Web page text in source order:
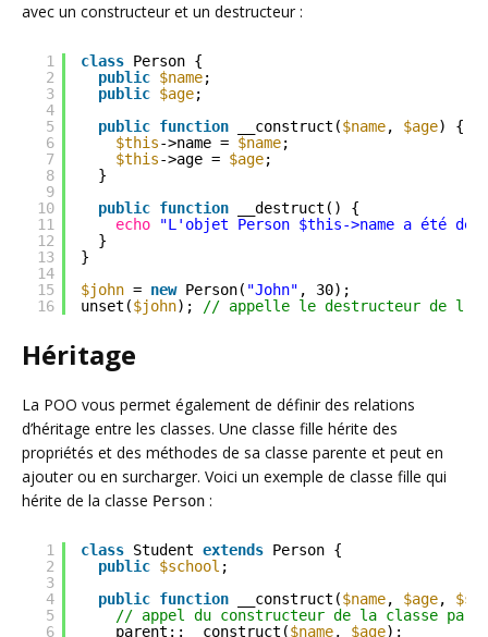
avec un constructeur et un destructeur :
1
2
3
4
5
6
7
8
9
10
11
12
13
14
15
16
class Person {
public $name;
public $age;
public function __construct($name, $age) {
$this->name = $name;
$this->age = $age;
}
public function
__destruct() {
echo
"L'objet Person $this->name a été
}
}
$john = new Person( "John" , 30);
unset($john); // appelle le destructeur de
Héritage
La POO vous permet également de définir des relations
d’héritage entre les classes. Une classe fille hérite des
propriétés et des méthodes de sa classe parente et peut en
ajouter ou en surcharger. Voici un exemple de classe fille qui
hérite de la classe Person :
1
2
3
4
5
6
class Student extends Person {
public $school ;
public function __construct($name, $age,
// appel du constructeur de la classe
parent::__construct($name, $age);